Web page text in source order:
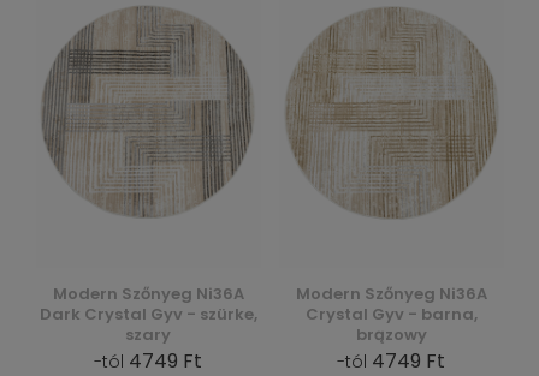
Modern Szőnyeg Ni36A
Dark Crystal Gyv - szürke,
szary
-tól 4749 Ft
Modern Szőnyeg Ni36A
Crystal Gyv - barna,
brązowy
-tól 4749 Ft